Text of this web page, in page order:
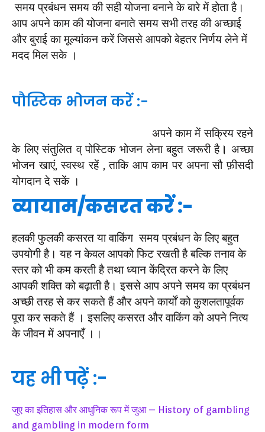
समय प्रबंधन समय की सही योजना बनाने के बारे में होता है।
आप अपने काम की योजना बनाते समय सभी तरह की अच्छाई
और बुराई का मूल्यांकन करें जिससे आपको बेहतर निर्णय लेने में
मदद मिल सके ।
पौस्टिक भोजन करें :-
अपने काम में सक्रिय रहने
के लिए संतुलित व् पोस्टिक भोजन लेना बहुत जरूरी है। अच्छा
भोजन खाएं, स्वस्थ रहें , ताकि आप काम पर अपना सौ फ़ीसदी
योगदान दे सकें ।
व्यायाम/कसरत करें :-
हलकी फुलकी कसरत या वाकिंग समय प्रबंधन के लिए बहुत
उपयोगी है। यह न केवल आपको फिट रखती है बल्कि तनाव के
स्तर को भी कम करती है तथा ध्यान केंद्रित करने के लिए
आपकी शक्ति को बढ़ाती है। इससे आप अपने समय का प्रबंधन
अच्छी तरह से कर सकते हैं और अपने कार्यों को कुशलतापूर्वक
पूरा कर सकते हैं । इसलिए कसरत और वाकिंग को अपने नित्य
के जीवन में अपनाएँ ।।
यह भी पढ़ें :-
जुए का इतिहास और आधुनिक रूप में जुआ – History of gambling
and gambling in modern form